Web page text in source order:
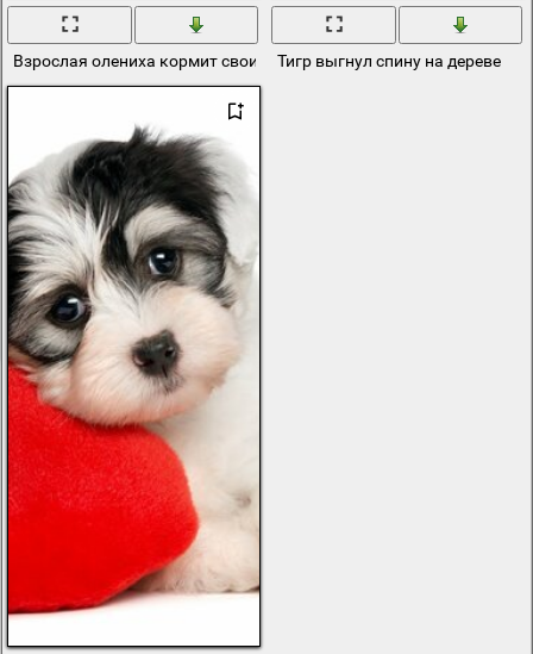
Взрослая олениха кормит своих оленятТигр выгнул спину на дереве